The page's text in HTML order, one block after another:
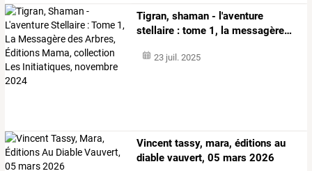
Tigran, shaman - l'aventure
stellaire : tome 1, la messagère…
23 juil. 2025
Vincent tassy, mara, éditions au
diable vauvert, 05 mars 2026